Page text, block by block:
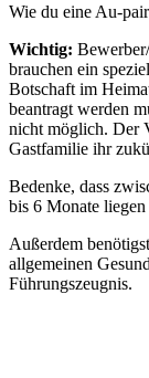
Wie du eine Au-
Wichtig:
brauchen ein
Botschaft im
beantragt werden
nicht möglich. Der
Gastfamilie ihr
Bedenke, dass
bis 6 Monate
Außerdem
allgemeinen
Führungszeugnis.